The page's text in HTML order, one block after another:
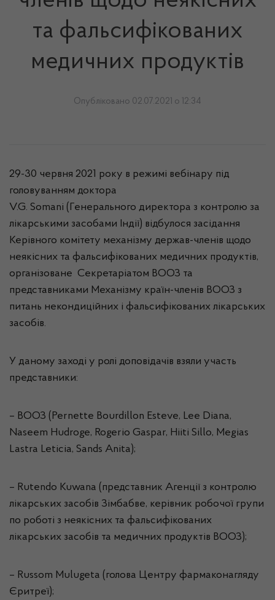
та фальсифікованих
медичних продуктів
Опубліковано 02.07.2021 о 12:34
29-30 червня 2021 року в режимі вебінару під
головуванням доктора
V.G. Somani (Генерального директора з контролю за
лікарськими засобами Індії) відбулося засідання
Керівного комітету механізму держав-членів щодо
неякісних та фальсифікованих медичних продуктів,
організоване Секретаріатом ВООЗ та
представниками Механізму країн-членів ВООЗ з
питань некондиційних і фальсифікованих лікарських
засобів.
У даному заході у ролі доповідачів взяли участь
представники:
– ВООЗ (Pernette Bourdillon Esteve, Lee Diana,
Naseem Hudroge, Rogerio Gaspar, Hiiti Sillo, Megias
Lastra Leticia, Sands Anita);
– Rutendo Kuwana (представник Агенції з контролю
лікарських засобів Зімбабве, керівник робочої групи
по роботі з неякісних та фальсифікованих
лікарських засобів та медичних продуктів ВООЗ);
– Russom Mulugeta (голова Центру фармаконагляду
Єритреї);